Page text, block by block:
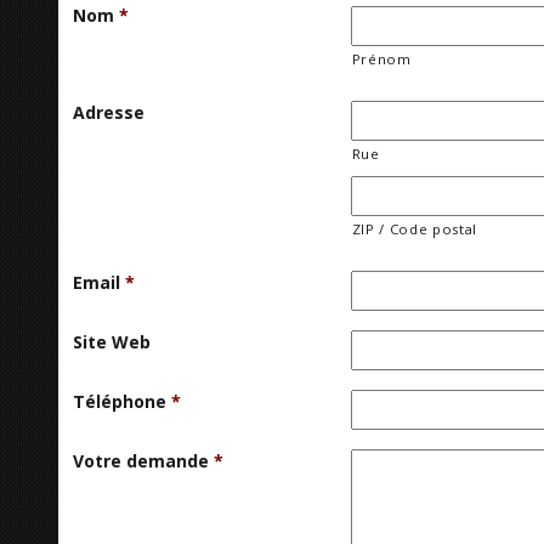
Nom *
Prénom
Adresse
Rue
ZIP / Code postal
Email *
Site Web
Téléphone *
Votre demande *